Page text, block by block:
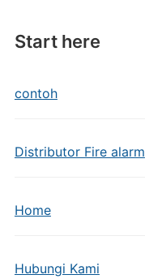
Start here
contoh
Distributor Fire alarm
Home
Hubungi Kami